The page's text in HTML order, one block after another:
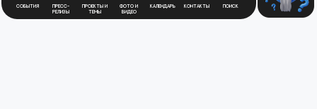
События
Пресс-
релизы
Проекты и
темы
Фото и
видео
Календарь Контакты Поиск